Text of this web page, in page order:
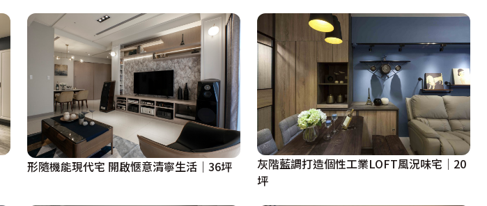
形隨機能現代宅 開啟愜意清寧生活｜36坪
灰階藍調打造個性工業LOFT風況味宅│20
坪